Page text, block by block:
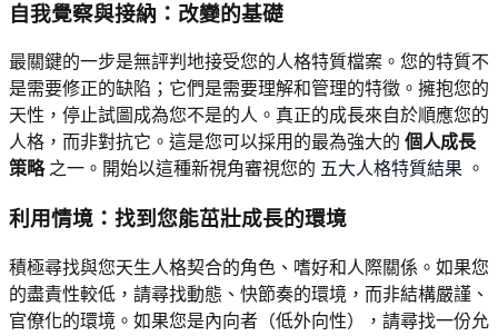
自我覺察與接納：改變的基礎
最關鍵的一步是無評判地接受您的人格特質檔案。您的特質不
是需要修正的缺陷；它們是需要理解和管理的特徵。擁抱您的
天性，停止試圖成為您不是的人。真正的成長來自於順應您的
人格，而非對抗它。這是您可以採用的最為強大的 個人成長
策略之一。開始以這種新視角審視您的 五大人格特質結果 。
利用情境：找到您能茁壯成長的環境
積極尋找與您天生人格契合的角色、嗜好和人際關係。如果您
的盡責性較低，請尋找動態、快節奏的環境，而非結構嚴謹、
官僚化的環境。如果您是內向者（低外向性），請尋找一份允